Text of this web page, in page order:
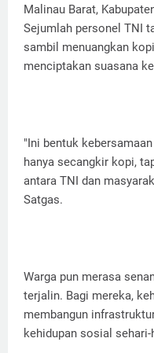
Malinau Barat,
Sejumlah personel TNI
sambil menuangkan
menciptakan suasana
"Ini bentuk
hanya secangkir kopi,
antara TNI dan
Satgas.
Warga pun merasa
terjalin. Bagi mereka,
membangun
kehidupan sosial sehari-